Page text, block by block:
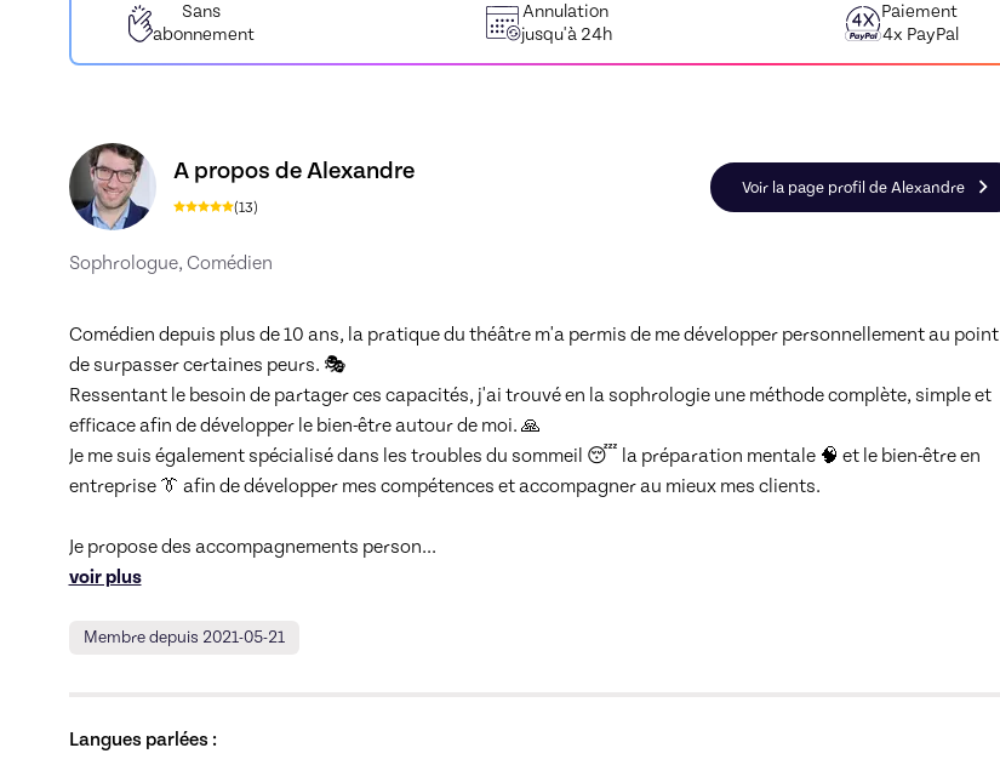
Sans
abonnement
Annulation
jusqu'à 24h
Paiement
4x PayPal
A propos de Alexandre
(13)
Voir la page profil de Alexandre
Sophrologue, Comédien
Comédien depuis plus de 10 ans, la pratique du théâtre m'a permis de me développer personnellement au point
de surpasser certaines peurs. 🎭
Ressentant le besoin de partager ces capacités, j'ai trouvé en la sophrologie une méthode complète, simple et
efficace afin de développer le bien-être autour de moi. 🙏
Je me suis également spécialisé dans les troubles du sommeil 😴 la préparation mentale 🧠 et le bien-être en
entreprise 👔 afin de développer mes compétences et accompagner au mieux mes clients.
Je propose des accompagnements person...
voir plus
Membre depuis 2021-05-21
Langues parlées :